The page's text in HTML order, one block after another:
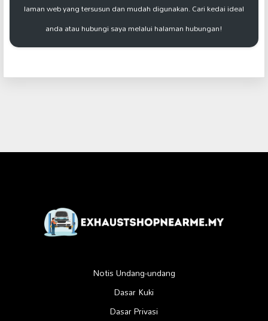
laman web yang tersusun dan mudah digunakan. Cari kedai ideal
anda atau hubungi saya melalui halaman hubungan!
Notis Undang-undang
Dasar Kuki
Dasar Privasi